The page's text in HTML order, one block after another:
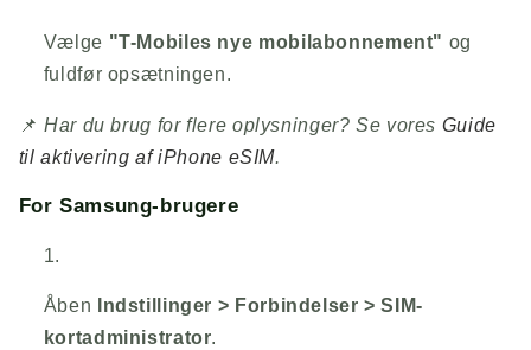
Vælge "T-Mobiles nye mobilabonnement" og
fuldfør opsætningen.
📌 Har du brug for flere oplysninger? Se vores Guide
til aktivering af iPhone eSIM.
For Samsung-brugere
Åben
Indstillinger > Forbindelser > SIM-
kortadministrator.